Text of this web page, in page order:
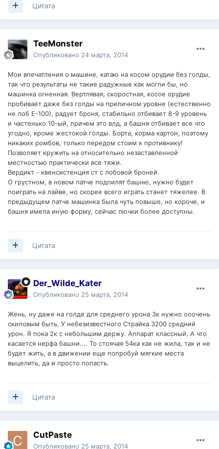
Цитата
TeeMonster
Опубликовано 24 марта, 2014
Мои впечатления о машине, катаю на косом орудии без голды,
так что результаты не такие радужные как могли бы, но
машинка огненная. Вертлявая, скоростная, косое орудие
пробивает даже без голды на приличном уровне (естественно
не лоб Е-100), радует броня, стабильно отбивает 8-9 уровень
и частенько 10-ый, причем это влд, а башня отбивает все что
угодно, кроме жестокой голды. Борта, корма картон, поэтому
никаких ромбов, только передом стоим к противнику!
Позволяет кружить на относительно незаставленной
местностью практически все тяжи.
Вердикт - квенсистенция ст с лобовой броней.
О грустном, в новом патче подпилят башню, нужно будет
поиграть на лайве, но скорее всего играть станет тяжелее. В
предыдущем патче машинка была чуть повыше, но короче, и
башня имела иную форму, сейчас лючки более доступны.
Цитата
Der_Wilde_Kater
Опубликовано 25 марта, 2014
Жень, ну даже на голде для среднего урона 3к нужно ооочень
скиловым быть. У небезизвестного Страйка 3200 средний
урон. Я пока 2к с небольшим держу. Аппарат классный. А что
касается нерфа башни.... То стоячая 54ка как не жила, так и не
будет жить, а в движении еще попробуй мягкие места
выцелить, да и просто попасть.
Цитата
CutPaste
Опубликовано 25 марта, 2014